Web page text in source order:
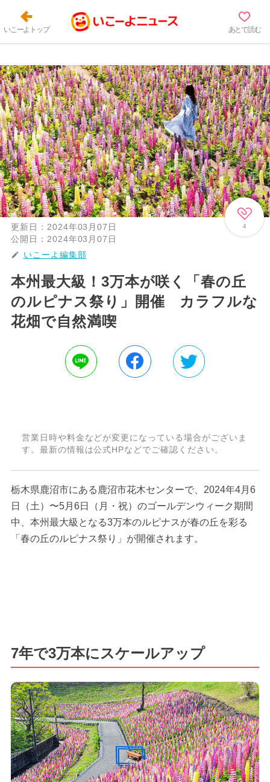
いこーよトップ あとで読む
4
更新日： 2024年03月07日
公開日： 2024年03月07日
いこーよ編集部
本州最大級！3万本が咲く「春の丘
のルピナス祭り」開催 カラフルな
花畑で自然満喫
営業日時や料金などが変更になっている場合がございま
す。最新の情報は公式HPなどでご確認ください。
栃木県鹿沼市にある鹿沼市花木センターで、2024年4月6
日（土）〜5月6日（月・祝）のゴールデンウィーク期間
中、本州最大級となる3万本のルピナスが春の丘を彩る
「春の丘のルピナス祭り」が開催されます。
7年で3万本にスケールアップ